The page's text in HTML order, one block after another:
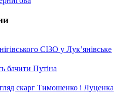
СІЗО у Лук’янівське
бачити Путіна
скарг Тимошенко і Луценка